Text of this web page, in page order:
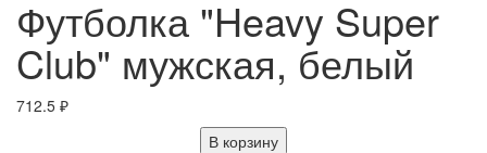
Футболка "Heavy Super
Club" мужская, белый
712.5 ₽
В корзину